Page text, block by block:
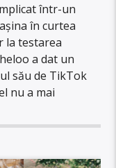
într-un
în curtea
la testarea
a dat un
său de TikTok
nu a mai